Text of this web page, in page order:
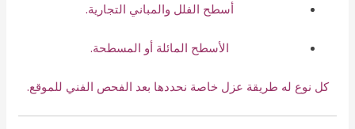
أسطح الفلل والمباني التجارية.
الأسطح المائلة أو المسطحة.
كل نوع له طريقة عزل خاصة نحددها بعد الفحص الفني للموقع.